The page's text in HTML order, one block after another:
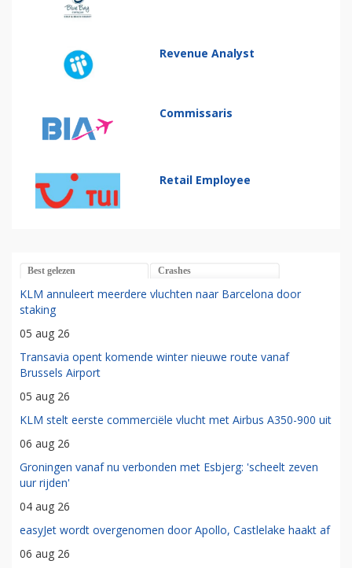
Revenue Analyst
Commissaris
Retail Employee
Best gelezen Crashes
KLM annuleert meerdere vluchten naar Barcelona door
staking
05 aug 26
Transavia opent komende winter nieuwe route vanaf
Brussels Airport
05 aug 26
KLM stelt eerste commerciële vlucht met Airbus A350-900 uit
06 aug 26
Groningen vanaf nu verbonden met Esbjerg: 'scheelt zeven
uur rijden'
04 aug 26
easyJet wordt overgenomen door Apollo, Castlelake haakt af
06 aug 26